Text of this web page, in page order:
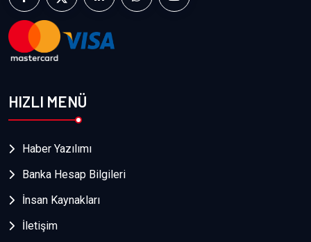
HIZLI MENÜ
Haber Yazılımı
Banka Hesap Bilgileri
İnsan Kaynakları
İletişim